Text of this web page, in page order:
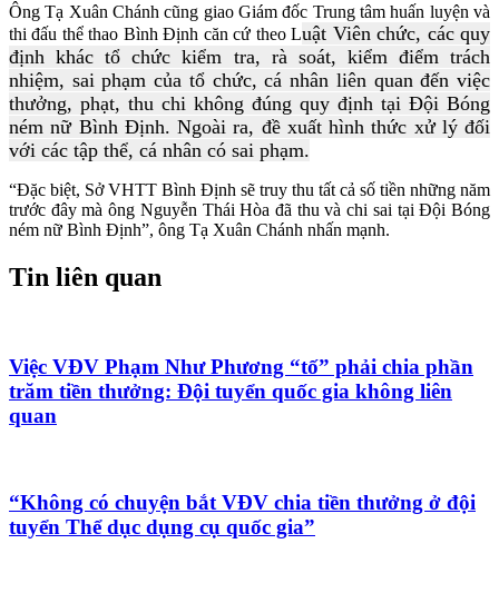
Ông Tạ Xuân Chánh cũng giao Giám đốc Trung tâm huấn luyện và
thi đấu thể thao Bình Định căn cứ theo Luật Viên chức, các quy
định khác tổ chức kiểm tra, rà soát, kiểm điểm trách
nhiệm, sai phạm của tổ chức, cá nhân liên quan đến việc
thưởng, phạt, thu chi không đúng quy định tại Đội Bóng
ném nữ Bình Định. Ngoài ra, đề xuất hình thức xử lý đối
với các tập thể, cá nhân có sai phạm.
“Đặc biệt, Sở VHTT Bình Định sẽ truy thu tất cả số tiền những năm
trước đây mà ông Nguyễn Thái Hòa đã thu và chi sai tại Đội Bóng
ném nữ Bình Định”, ông Tạ Xuân Chánh nhấn mạnh.
Tin liên quan
Việc VĐV Phạm Như Phương “tố” phải chia phần
trăm tiền thưởng: Đội tuyển quốc gia không liên
quan
“Không có chuyện bắt VĐV chia tiền thưởng ở đội
tuyển Thể dục dụng cụ quốc gia”